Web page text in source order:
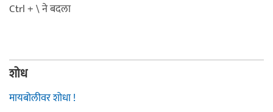
Ctrl + \ ने बदला
शोध
मायबोलीवर शोधा !